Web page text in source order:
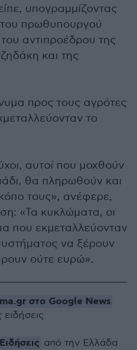
υπογραμμίζοντας
του πρωθυπουργού
αντιπροέδρου της
και της
προς τους αγρότες
το
αυτοί που μοχθούν
θα πληρωθούν και
τους», ανέφερε,
«Τα κυκλώματα, οι
που εκμεταλλεύονταν
να ξέρουν
ούτε ευρώ».
στο Google News
Ειδήσεις από την Ελλάδα